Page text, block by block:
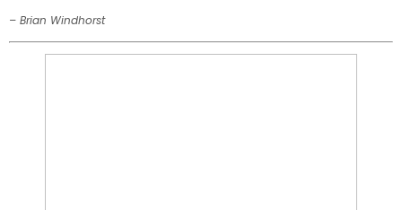
– Brian Windhorst